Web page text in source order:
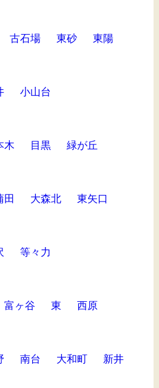
古石場 東砂 東陽
小山台
木 目黒 緑が丘
田 大森北 東矢口
等々力
富ヶ谷 東 西原
南台 大和町
新井